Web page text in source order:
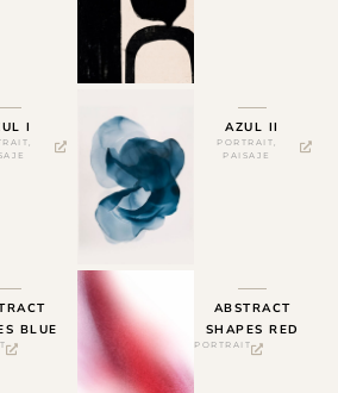
I
,
AZUL II
PORTRAIT,
PAISAJE
BLUE
ABSTRACT
SHAPES RED
PORTRAIT